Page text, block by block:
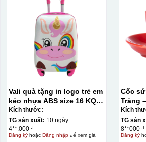
Vali quà tặng in logo trẻ em
kéo nhựa ABS size 16 KQ-
VL13
Kích thước:
TG sản xuất: 10 ngày
4**.000 ₫
Đăng kýhoặc Đăng nhậpđể xem giá
Cốc
Tràng
màu –
Kích
TG sản
8**000 ₫
Đăng ký